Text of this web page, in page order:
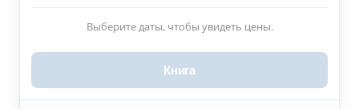
Выберите даты, чтобы увидеть цены.
Книга